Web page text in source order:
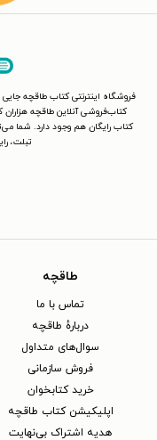
فروشگاه اینترنتی کتاب طاقچه
کتاب‌فروشی آنلاین طاقچه
کتاب رایگان هم وجود دارد. شما
تبلت،
طاقچه
تماس با ما
دربارهٔ طاقچه
سوال‌های متداول
فروش سازمانی
خرید کتابخوان
اپلیکیشن کتاب طاقچه
هدیه اشتراک بی‌نهایت